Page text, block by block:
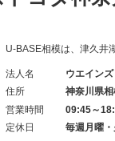
U-BASE相模は、津久井
法人名
ウエイン
住所
神奈川県
営業時間
09:45～
定休日
毎週月曜